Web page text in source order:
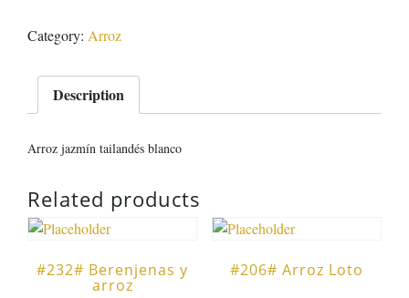
quantity
Category: Arroz
Description
Arroz jazmín tailandés blanco
Related products
#232# Berenjenas y
arroz
#206# Arroz Loto